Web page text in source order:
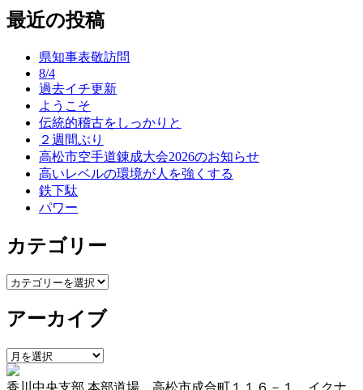
稿
最近の投稿
県知事表敬訪問
8/4
過去イチ更新
ようこそ
伝統的稽古をしっかりと
２週間ぶり
高松市空手道錬成大会2026のお知らせ
高いレベルの環境が人を強くする
鉄下駄
パワー
カテゴリー
カ
ゴ
ー
アーカイブ
ア
ー